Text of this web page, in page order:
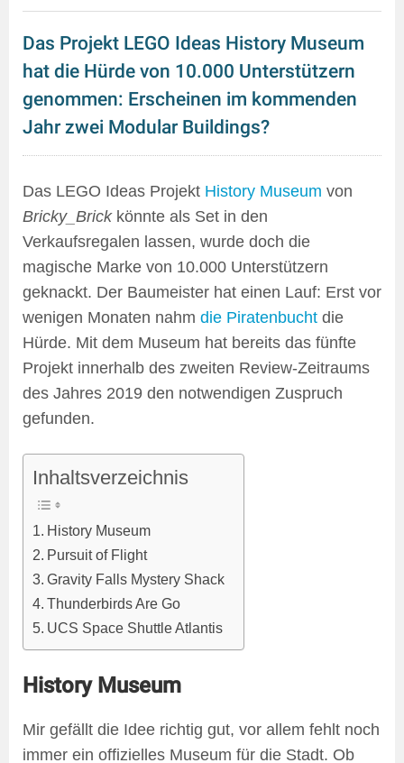
Das Projekt LEGO Ideas History Museum
hat die Hürde von 10.000 Unterstützern
genommen: Erscheinen im kommenden
Jahr zwei Modular Buildings?
Das LEGO Ideas Projekt History Museum von
Bricky_Brickkönnte als Set in den
Verkaufsregalen lassen, wurde doch die
magische Marke von 10.000 Unterstützern
geknackt. Der Baumeister hat einen Lauf: Erst vor
wenigen Monaten nahm die Piratenbucht die
Hürde. Mit dem Museum hat bereits das fünfte
Projekt innerhalb des zweiten Review-Zeitraums
des Jahres 2019 den notwendigen Zuspruch
gefunden.
Inhaltsverzeichnis
History Museum
Pursuit of Flight
Gravity Falls Mystery Shack
Thunderbirds Are Go
UCS Space Shuttle Atlantis
History Museum
Mir gefällt die Idee richtig gut, vor allem fehlt noch
immer ein offizielles Museum für die Stadt. Ob